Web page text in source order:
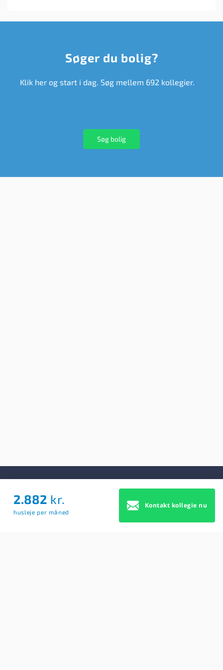
2.882 kr.
husleje per måned
Kontakt kollegie nu
Søger du bolig?
Klik her og start i dag. Søg mellem 692 kollegier.
Søg bolig